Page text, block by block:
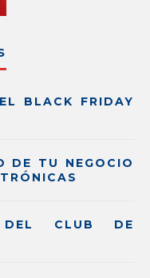
BLACK FRIDAY
DE TU NEGOCIO
DEL CLUB DE